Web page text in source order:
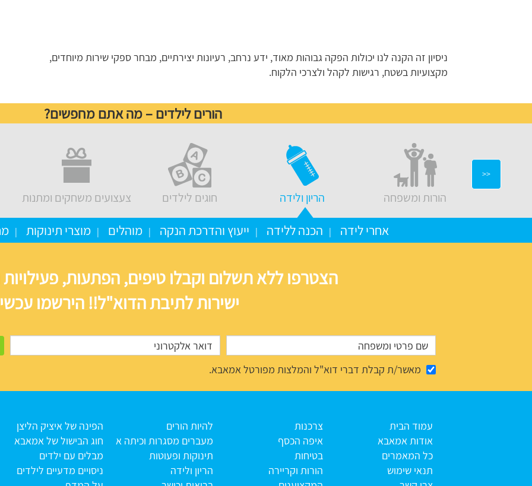
ניסיון זה הקנה לנו יכולות הפקה גבוהות מאוד, ידע נרחב, רעיונות יצירתיים, מבחר ספקי שירות מיוחדים,
מקצועיות בשטח, רגישות לקהל ולצרכי הלקוח.
הורים לילדים – מה אתם מחפשים?
הורות ומשפחה הריון ולידה חוגים לילדים צעצועים משחקים ומתנות
<<
אחרי לידה הכנה ללידה ייעוץ והדרכת הנקה מוהלים מוצרי תינוקות
הצטרפו ללא תשלום וקבלו טיפים, הפתעות,
ישירות לתיבת הדוא"ל!! הירשמו
מאשר/ת קבלת דברי דוא"ל והמלצות מפורטל אמאבא.
עמוד הבית
אודות אמאבא
כל המאמרים
תנאי שימוש
צרכנות
איפה הכסף
בטיחות
הורות וקריירה
להיות הורים
מעברים מסגרות וכיתה א
תינוקות ופעוטות
הריון ולידה
הפינה של איציק הליצן
חוג הבישול של אמאבא
מבלים עם ילדים
ניסויים מדעיים לילדים